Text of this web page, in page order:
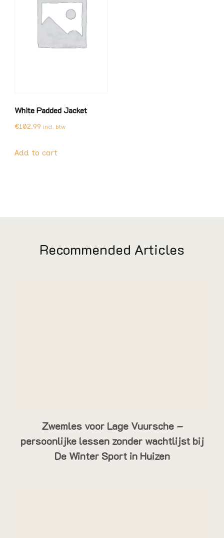
White Padded Jacket
€102.99 incl. btw
Add to cart
Recommended Articles
Zwemles voor Lage Vuursche –
persoonlijke lessen zonder wachtlijst bij
De Winter Sport in Huizen